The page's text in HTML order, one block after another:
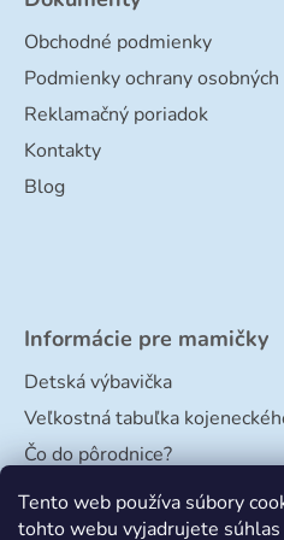
Tento web používa súbory
tohto webu vyjadrujete súhlas
Obchodné podmienky
Podmienky ochrany
Reklamačný poriadok
Kontakty
Blog
Informácie pre mamičky
Detská výbavička
Veľkostná tabuľka
Čo do pôrodnice?
Veľkostná tabuľka papučiek